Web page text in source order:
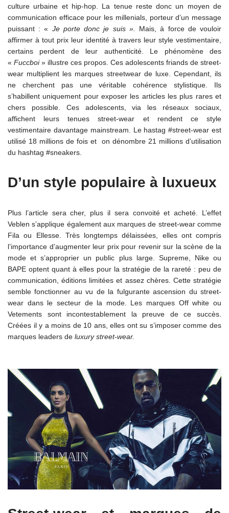
culture urbaine et hip-hop. La tenue reste donc un moyen de
communication efficace pour les millenials, porteur d’un message
puissant : « Je porte donc je suis ». Mais, à force de vouloir
affirmer à tout prix leur identité à travers leur style vestimentaire,
certains perdent de leur authenticité. Le phénomène des
« Fuccboi» illustre ces propos. Ces adolescents friands de street-
wear multiplient les marques streetwear de luxe. Cependant, ils
ne cherchent pas une véritable cohérence stylistique. Ils
s’habillent uniquement pour exposer les articles les plus rares et
chers possible. Ces adolescents, via les réseaux sociaux,
affichent leurs tenues street-wear et rendent ce style
vestimentaire davantage mainstream. Le hastag #street-wear est
utilisé 18 millions de fois et on dénombre 21 millions d’utilisation
du hashtag #sneakers.
D’un style populaire à luxueux
Plus l’article sera cher, plus il sera convoité et acheté. L’effet
Veblen s’applique également aux marques de street-wear comme
Fila ou Ellesse. Très longtemps délaissées, elles ont compris
l’importance d’augmenter leur prix pour revenir sur la scène de la
mode et s’approprier un public plus large. Supreme, Nike ou
BAPE optent quant à elles pour la stratégie de la rareté : peu de
communication, éditions limitées et assez chères. Cette stratégie
semble fonctionner au vu de la fulgurante ascension du street-
wear dans le secteur de la mode. Les marques Off white ou
Vetements sont incontestablement la preuve de ce succès.
Créées il y a moins de 10 ans, elles ont su s’imposer comme des
marques leaders de luxury street-wear.